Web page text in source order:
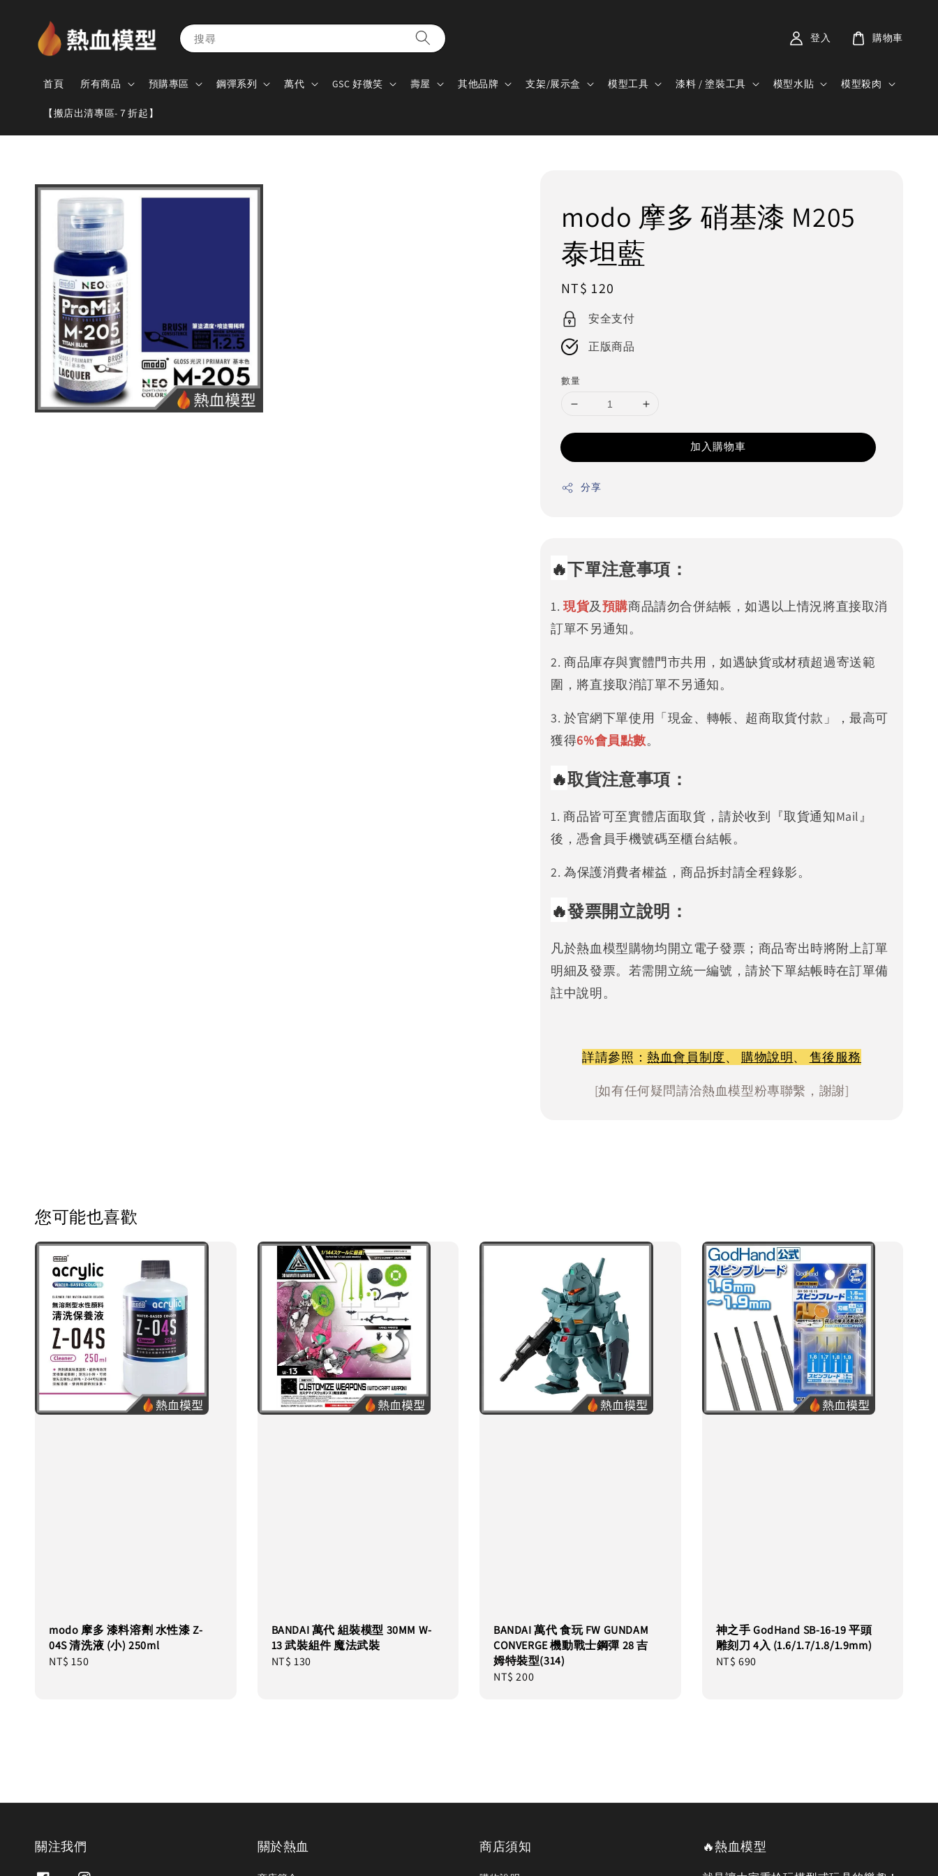
搜尋
首頁 所有商品 預購專區 鋼彈系列 萬代 GSC 好微笑 壽屋 其他品牌 支架/展示盒 模型工具 漆料 / 塗裝工具 模型水貼 模型殺肉
【搬店出清專區-７折起】
登入 購物車
modo 摩多 硝基漆 M205
泰坦藍
Regular
price
NT$ 120
安全支付
正版商品
數量
加入購物車
分享
🔥下單注意事項：
1. 現貨及預購商品請勿合併結帳，如遇以上情況將直接取消
訂單不另通知。
2. 商品庫存與實體門市共用，如遇缺貨或材積超過寄送範
圍，將直接取消訂單不另通知。
3. 於官網下單使用「現金、轉帳、超商取貨付款」，最高可
獲得6%會員點數。
🔥取貨注意事項：
1. 商品皆可至實體店面取貨，請於收到『取貨通知Mail』
後，憑會員手機號碼至櫃台結帳。
2. 為保護消費者權益，商品拆封請全程錄影。
🔥發票開立說明：
凡於熱血模型購物均開立電子發票；商品寄出時將附上訂單
明細及發票。若需開立統一編號，請於下單結帳時在訂單備
註中說明。
詳請參照：熱血會員制度、 購物說明、 售後服務
[如有任何疑問請洽熱血模型粉專聯繫，謝謝]
您可能也喜歡
modo 摩多 漆料溶劑 水性漆 Z-
04S 清洗液 (小) 250ml
Regular
NT$ 150
BANDAI 萬代 組裝模型 30MM W-
13 武裝組件 魔法武裝
Regular
NT$ 130
BANDAI 萬代 食玩 FW GUNDAM
CONVERGE 機動戰士鋼彈 28 吉
姆特裝型(314)
Regular
NT$ 200
神之手 GodHand SB-16-19 平頭
雕刻刀 4入 (1.6/1.7/1.8/1.9mm)
Regular
NT$ 690
關注我們 關於熱血 商店須知 🔥熱血模型